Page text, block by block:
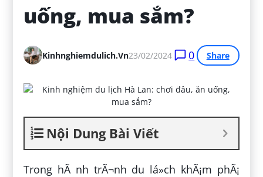
uống, mua sắm?
Kinhnghiemdulich.vn23/02/2024 0 Share
Nội Dung Bài Viết
Trong hÃ nh trÃ¬nh du lá»ch khÃ¡m phÃ¡